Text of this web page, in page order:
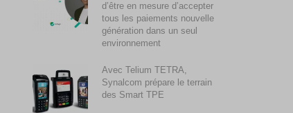
d’être en mesure d’accepter
tous les paiements nouvelle
génération dans un seul
environnement
Avec Telium TETRA,
Synalcom prépare le terrain
des Smart TPE